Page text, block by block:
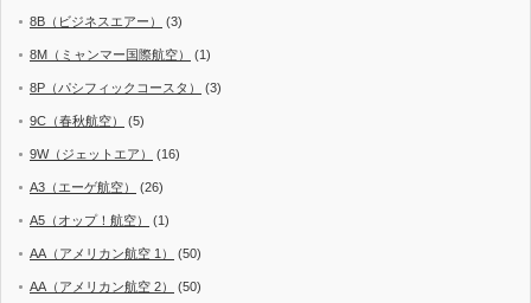
8B（ビジネスエアー） (3)
8M（ミャンマー国際航空） (1)
8P（パシフィックコースタ） (3)
9C（春秋航空） (5)
9W（ジェットエア） (16)
A3（エーゲ航空） (26)
A5（オップ！航空） (1)
AA（アメリカン航空 1） (50)
AA（アメリカン航空 2） (50)